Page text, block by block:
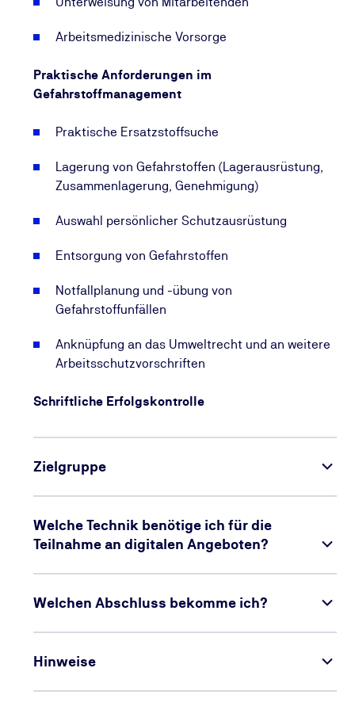
Arbeitsmedizinische Vorsorge
Praktische Anforderungen im
Gefahrstoffmanagement
Praktische Ersatzstoffsuche
Lagerung von Gefahrstoffen (Lagerausrüstung,
Zusammenlagerung, Genehmigung)
Auswahl persönlicher Schutzausrüstung
Entsorgung von Gefahrstoffen
Notfallplanung und -übung von
Gefahrstoffunfällen
Anknüpfung an das Umweltrecht und an weitere
Arbeitsschutzvorschriften
Schriftliche Erfolgskontrolle
Zielgruppe
Welche Technik benötige ich für die
Teilnahme an digitalen Angeboten?
Welchen Abschluss bekomme ich?
Hinweise